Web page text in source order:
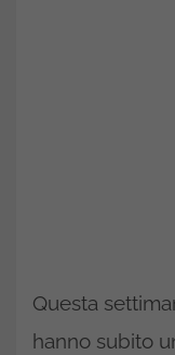
Questa
hanno subito